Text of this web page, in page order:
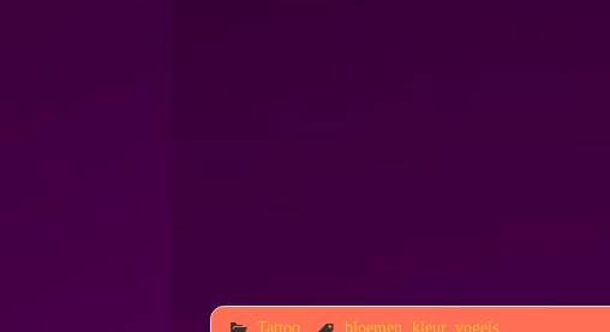
Tattoo bloemen kleur,vogels